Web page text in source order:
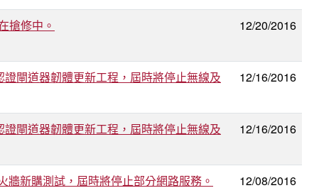
搶修中。 12/20/2016
閘道器韌體更新工程，屆時將停止無線及
12/16/2016
閘道器韌體更新工程，屆時將停止無線及
12/16/2016
牆新購測試，屆時將停止部分網路服務。 12/08/2016